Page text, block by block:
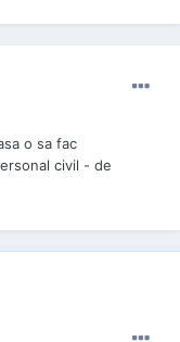
o sa fac
civil - de